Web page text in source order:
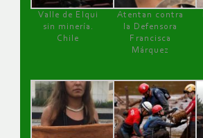
Valle de Elqui
sin minería.
Chile
Atentan contra
la Defensora
Francisca
Márquez